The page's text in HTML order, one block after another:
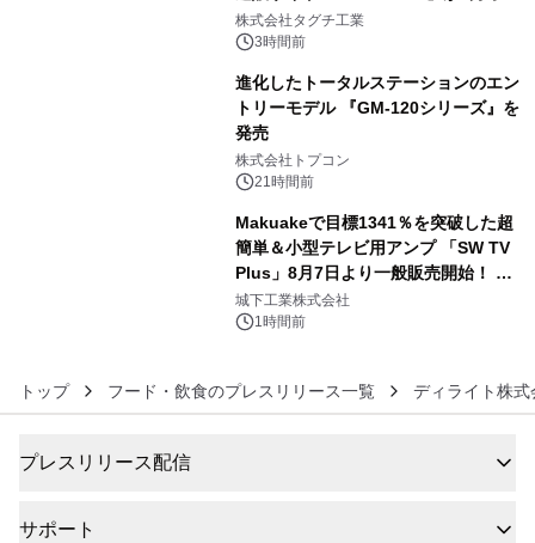
プン
株式会社タグチ工業
3時間前
進化したトータルステーションのエン
トリーモデル 『GM-120シリーズ』を
発売
株式会社トプコン
21時間前
Makuakeで目標1341％を突破した超
簡単＆小型テレビ用アンプ 「SW TV
Plus」8月7日より一般販売開始！ ケ
ーブル1本つなぐだけ、テレビの音が
ぐっと豊かに
城下工業株式会社
1時間前
トップ フード・飲食のプレスリリース一覧 ディライト株式
プレスリリース配信
サポート